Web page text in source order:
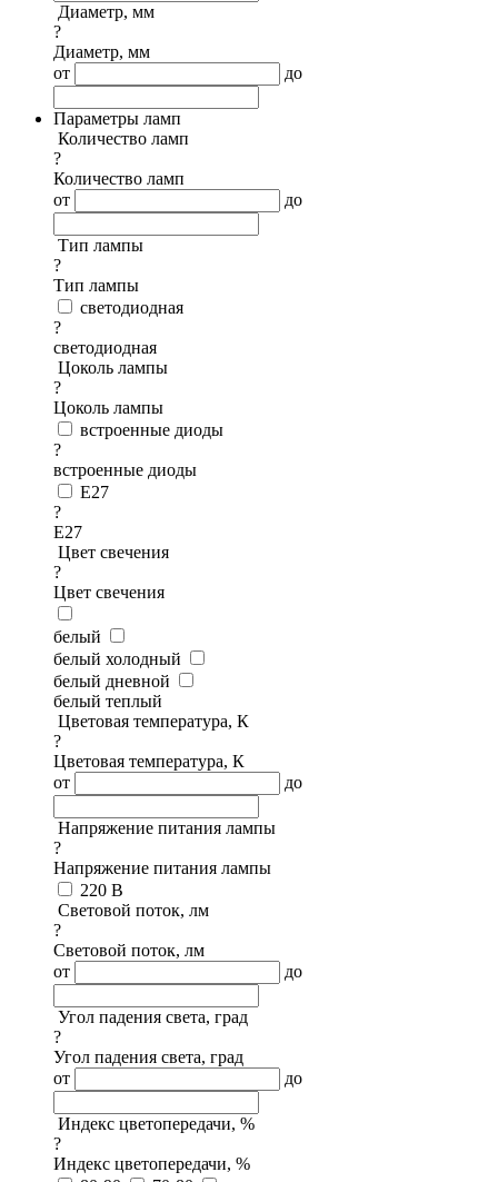
Диаметр, мм
?
Диаметр, мм
от
до
Параметры ламп
Количество ламп
?
Количество ламп
от
до
Тип лампы
?
Тип лампы
светодиодная
?
светодиодная
Цоколь лампы
?
Цоколь лампы
встроенные диоды
?
встроенные диоды
E27
?
E27
Цвет свечения
?
Цвет свечения
белый
белый холодный
белый дневной
белый теплый
Цветовая температура, К
?
Цветовая температура, К
от
до
Напряжение питания лампы
?
Напряжение питания лампы
220 В
Световой поток, лм
?
Световой поток, лм
от
до
Угол падения света, град
?
Угол падения света, град
от
до
Индекс цветопередачи, %
?
Индекс цветопередачи, %